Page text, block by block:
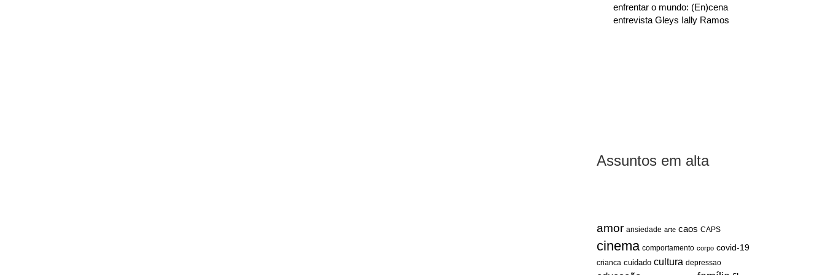
enfrentar o mundo: (En)cena
entrevista Gleys Ially Ramos
Assuntos em alta
amor ansiedade arte caos CAPS
cinema comportamento corpo covid-19
crianca cuidado cultura depressao